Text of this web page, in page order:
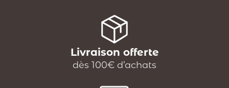
Livraison offerte
dès 100€ d’achats